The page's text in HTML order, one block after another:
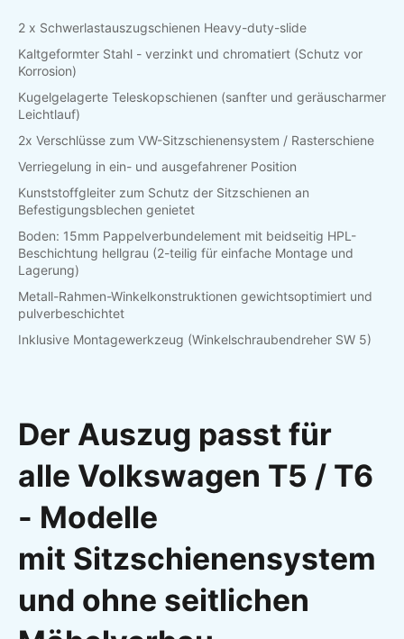
2 x Schwerlastauszugschienen Heavy-duty-slide
Kaltgeformter Stahl - verzinkt und chromatiert (Schutz vor
Korrosion)
Kugelgelagerte Teleskopschienen (sanfter und geräuscharmer
Leichtlauf)
2x Verschlüsse zum VW-Sitzschienensystem / Rasterschiene
Verriegelung in ein- und ausgefahrener Position
Kunststoffgleiter zum Schutz der Sitzschienen an
Befestigungsblechen genietet
Boden: 15mm Pappelverbundelement mit beidseitig HPL-
Beschichtung hellgrau (2-teilig für einfache Montage und
Lagerung)
Metall-Rahmen-Winkelkonstruktionen gewichtsoptimiert und
pulverbeschichtet
Inklusive Montagewerkzeug (Winkelschraubendreher SW 5)
Der Auszug passt für
alle Volkswagen T5 / T6
- Modelle
mit Sitzschienensystem
und ohne seitlichen